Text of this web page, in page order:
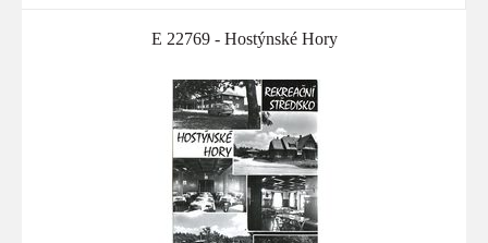
E 22769 - Hostýnské Hory